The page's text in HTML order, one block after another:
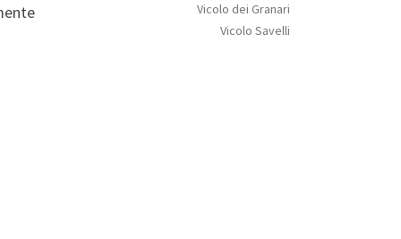
Vicolo dei Granari
Vicolo Savelli